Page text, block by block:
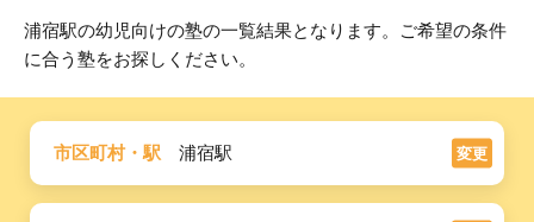
浦宿駅の幼児向けの塾の一覧結果となります。ご希望の条件
に合う塾をお探しください。
市区町村・駅 浦宿駅 変更